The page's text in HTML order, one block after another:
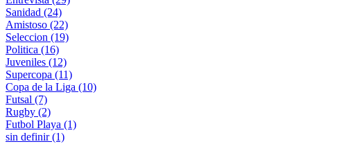
Sanidad (24)
Amistoso (22)
Seleccion (19)
Politica (16)
Juveniles (12)
Supercopa (11)
Copa de la Liga (10)
Futsal (7)
Rugby (2)
Futbol Playa (1)
sin definir(1)